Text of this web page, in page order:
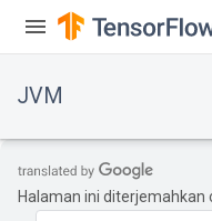
JVM
Halaman ini diterjemahkan